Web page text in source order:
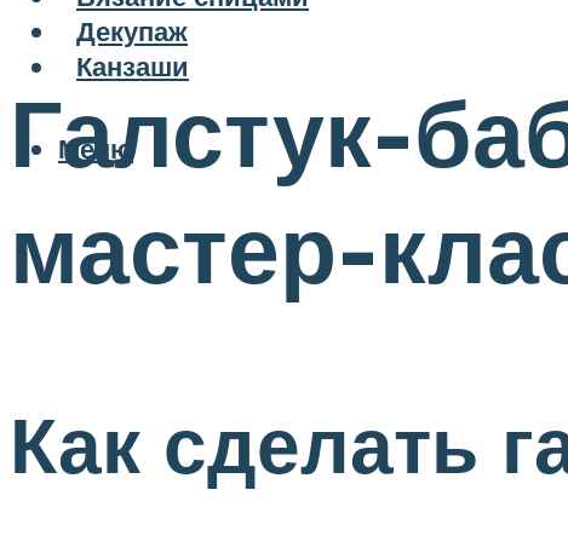
Декупаж
Канзаши
Меню
Галстук-
мастер-
Как сделать